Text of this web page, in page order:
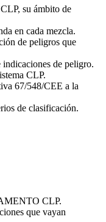
su ámbito de
en cada mezcla.
de peligros que
indicaciones de peligro.
CLP.
67/548/CEE a la
de clasificación.
CLP.
que vayan